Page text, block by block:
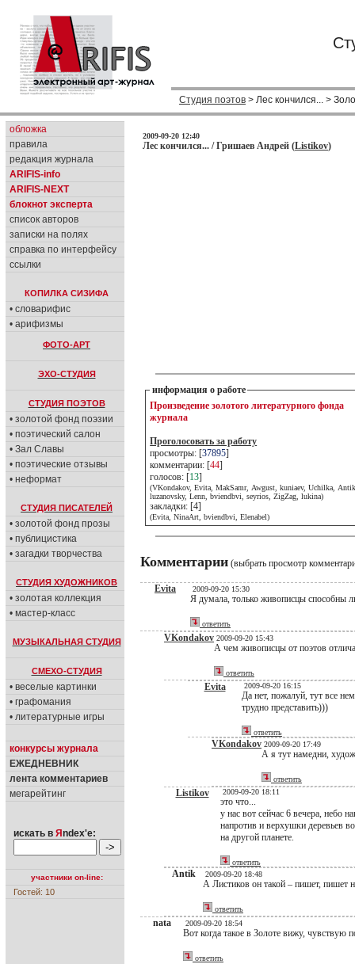
Студия поэтов > Лес кончился... >
обложка
правила
редакция журнала
ARIFIS-info
ARIFIS-NEXT
блокнот эксперта
список авторов
записки на полях
справка по интерфейсу
ссылки
КОПИЛКА СИЗИФА
• словарифис
• арифизмы
ФОТО-АРТ
ЭХО-СТУДИЯ
СТУДИЯ ПОЭТОВ
• золотой фонд поэзии
• поэтический салон
• Зал Славы
• поэтические отзывы
• неформат
СТУДИЯ ПИСАТЕЛЕЙ
• золотой фонд прозы
• публицистика
• загадки творчества
СТУДИЯ ХУДОЖНИКОВ
• золотая коллекция
• мастер-класс
МУЗЫКАЛЬНАЯ СТУДИЯ
СМЕХО-СТУДИЯ
• веселые картинки
• графомания
• литературные игры
конкурсы журнала
ЕЖЕДНЕВНИК
лента комментариев
мегарейтинг
искать в Я ndex'е:
участники on-line:
Гостей: 10
2009-09-20 12:40
Лес кончился... / Гришаев Андрей (Listikov)
информация о работе
Произведение золотого литературного фонда
журнала
Проголосовать за работу
просмотры: [37895]
комментарии: [44]
голосов: [13]
(VKondakov, Evita, MakSamr, Awgust, kuniaev, Uchilka,
luzanovsky, Lenn, bviendbvi, seyrios, ZigZag, lukina)
закладки: [4]
(Evita, NinaArt, bviendbvi, Elenabel)
Комментарии (выбрать просмотр
Evita 2009-09-20 15:30
Я думала, только живописцы способны
ответить
VKondakov 2009-09-20 15:43
А чем живописцы от поэтов
ответить
Evita 2009-09-20 16:15
Да нет, пожалуй, тут все
трудно представить)))
ответить
VKondakov 2009-09-20 17:49
А я тут намедни,
ответить
Listikov 2009-09-20 18:11
это что...
у нас вот сейчас 6 вечера, небо
напротив и верхушки деревьев
на другой планете.
ответить
Antik 2009-09-20 18:48
А Листиков он такой – пишет,
ответить
nata 2009-09-20 18:54
Вот когда такое в Золоте вижу, чувствую
ответить